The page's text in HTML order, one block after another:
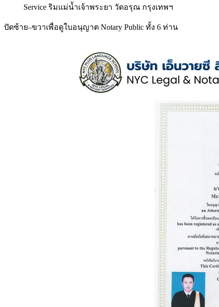
Service ริมแม่น้ำเจ้าพระยา วัดอรุณ กรุงเทพฯ
ปัดซ้าย–ขวาเพื่อดูใบอนุญาต Notary Public ทั้ง 6 ท่าน